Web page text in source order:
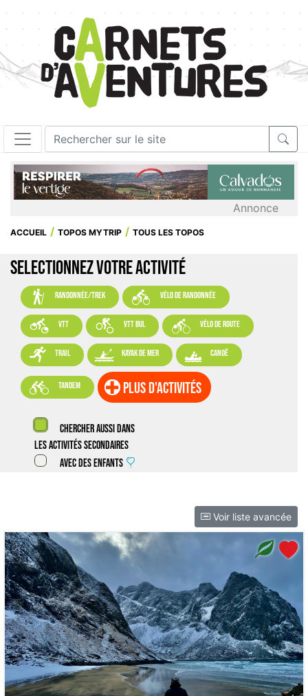
Annonce
ACCUEIL TOPOS MYTRIP TOUS LES TOPOS
SELECTIONNEZ VOTRE ACTIVITÉ
 randonnée/trek  vélo de randonnée
 VTT  VTT BUL  vélo de route
 trail  kayak de mer  canoë
 tandem plus d'activités
Chercher aussi dans
les activités secondaires
Avec des enfants
Voir liste avancée